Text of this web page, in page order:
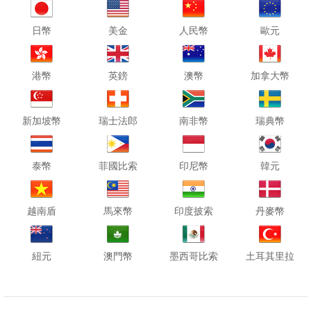
日幣 美金 人民幣 歐元
港幣 英鎊 澳幣 加拿大幣
新加坡幣 瑞士法郎 南非幣 瑞典幣
泰幣 菲國比索 印尼幣 韓元
越南盾 馬來幣 印度披索 丹麥幣
紐元 澳門幣 墨西哥比索 土耳其里拉